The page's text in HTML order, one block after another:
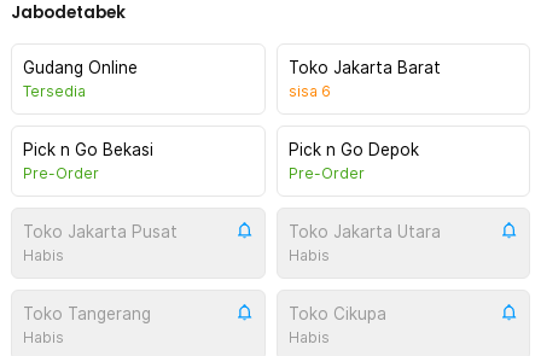
Jabodetabek
Gudang Online
Tersedia
Toko Jakarta Barat
sisa 6
Pick n Go Bekasi
Pre-Order
Pick n Go Depok
Pre-Order
Toko Jakarta Pusat
Habis
Toko Jakarta Utara
Habis
Toko Tangerang
Habis
Toko Cikupa
Habis